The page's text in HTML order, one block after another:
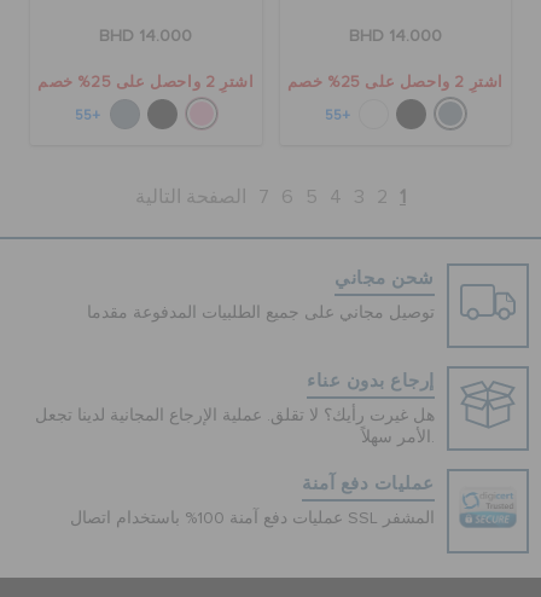
BHD 14.000
اشترِ 2 واحصل على 25% خصم
+55
BHD 14.000
اشترِ 2 واحصل على 25% خصم
+55
1
2
3
4
5
6
7 الصفحة التالية
شحن مجاني
توصيل مجاني على جميع الطلبيات المدفوعة مقدما
إرجاع بدون عناء
هل غيرت رأيك؟ لا تقلق. عملية الإرجاع المجانية لدينا تجعل
الأمر سهلاً.
عمليات دفع آمنة
عمليات دفع آمنة 100% باستخدام اتصال SSL المشفر